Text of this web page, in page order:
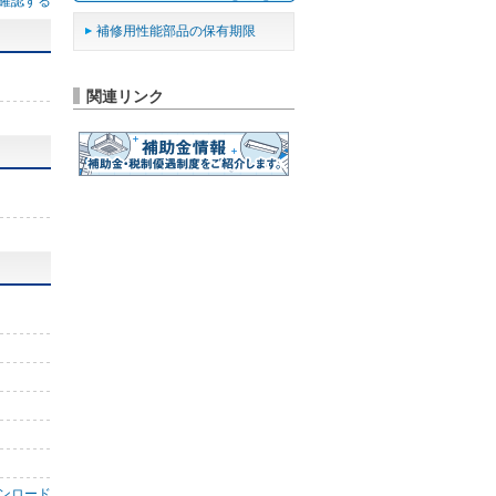
補修用性能部品の保有期限
関連リンク